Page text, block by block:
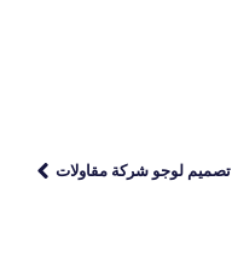
تصميم لوجو شركة مقاولات